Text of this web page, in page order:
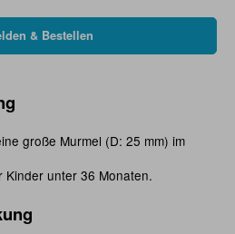
große Murmel (D: 25 mm) im
unter 36 Monaten.